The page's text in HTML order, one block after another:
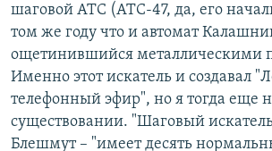
шаговой АТС (АТС-47, да, его
том же году что и автомат
ощетинившийся металлическими
Именно этот искатель и создавал
телефонный эфир", но я тогда еще
существовании. "Шаговый
Блешмут – "имеет десять